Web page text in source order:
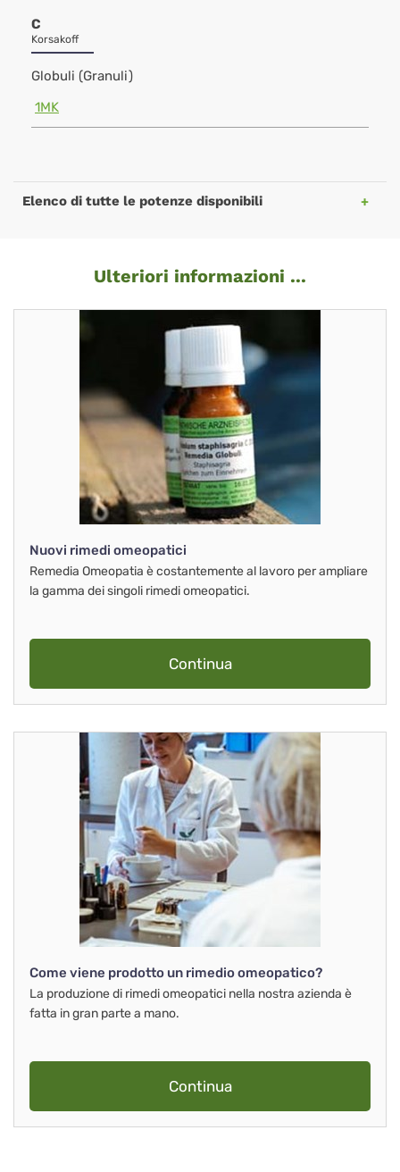
C
Korsakoff
Globuli (Granuli)
1MK
Elenco di tutte le potenze disponibili
Ulteriori informazioni ...
Nuovi rimedi omeopatici
Remedia Omeopatia è costantemente al lavoro per ampliare
la gamma dei singoli rimedi omeopatici.
Continua
Come viene prodotto un rimedio omeopatico?
La produzione di rimedi omeopatici nella nostra azienda è
fatta in gran parte a mano.
Continua